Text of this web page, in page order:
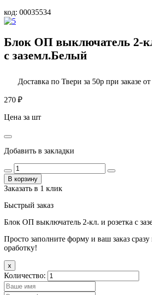
код: 00035534
Блок ОП выключатель 2-
с заземл.Белый
Доставка по Твери за 50р при заказе
270 ₽
Цена за шт
Добавить в закладки
В корзину
Заказать в 1 клик
Быстрый заказ
Блок ОП выключатель 2-кл. и розетка с
Просто заполните форму и ваш заказ сразу
оработку!
x
Количество: